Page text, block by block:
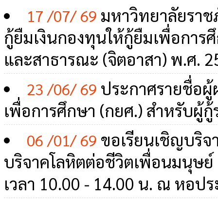
17 /07/ 69 มหาวิทยาลัยรา
กู้ยืมเงินกองทุนให้กู้ยืมเพื่อกา
และสาธารณะ (จิตอาสา) พ.ศ.
23 /06/ 69 ประกาศรายชื่อ
เพื่อการศึกษา (กยศ.) สำหรับผู้
06 /01/ 69 ขอเรียนเชิญบริจ
บริจาคโลหิตต่อชีวิตเพื่อนมนุษ
เวลา 10.00 - 14.00 น. ณ หอป